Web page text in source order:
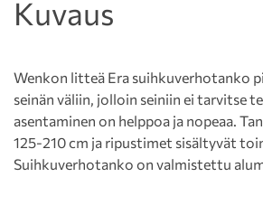
Kuvaus
Wenkon litteä Era suihkuverhotanko
seinän väliin, jolloin seiniin ei tarvitse
asentaminen on helppoa ja nopeaa.
125-210 cm ja ripustimet sisältyvät
Suihkuverhotanko on valmistettu